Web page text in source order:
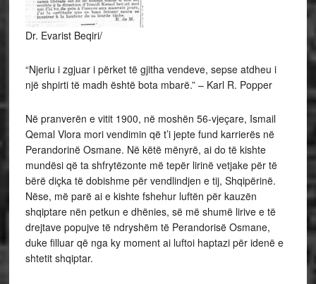
Dr. Evarist Beqiri/
“Njeriu i zgjuar i përket të gjitha vendeve, sepse atdheu i
një shpirti të madh është bota mbarë.” – Karl R. Popper
Në pranverën e vitit 1900, në moshën 56-vjeçare, Ismail
Qemal Vlora mori vendimin që t’i jepte fund karrierës në
Perandorinë Osmane. Në këtë mënyrë, ai do të kishte
mundësi që ta shfrytëzonte më tepër lirinë vetjake për të
bërë diçka të dobishme për vendlindjen e tij, Shqipërinë.
Nëse, më parë ai e kishte fshehur luftën për kauzën
shqiptare nën petkun e dhënies, së më shumë lirive e të
drejtave popujve të ndryshëm të Perandorisë Osmane,
duke filluar që nga ky moment ai luftoi haptazi për idenë e
shtetit shqiptar.